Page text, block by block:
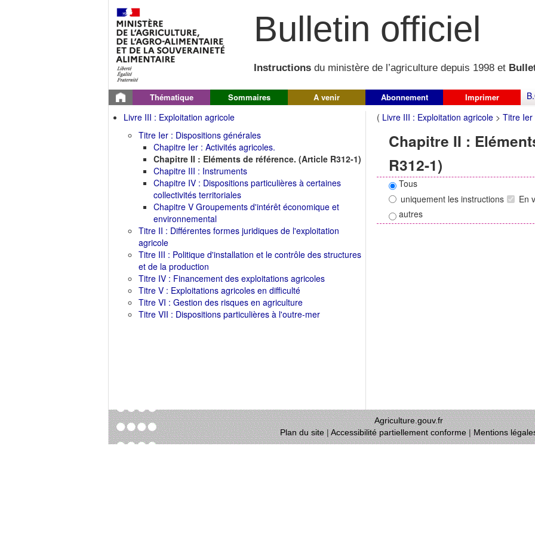
Bulletin officiel
Instructions du ministère de l’agriculture depuis 1998 et
Thématique Sommaires A venir Abonnement Imprimer
Livre III : Exploitation agricole
Titre Ier : Dispositions générales
Chapitre Ier : Activités agricoles.
Chapitre II : Eléments de référence. (Article R312-1)
Chapitre III : Instruments
Chapitre IV : Dispositions particulières à certaines
collectivités territoriales
Chapitre V Groupements d'intérêt économique et
environnemental
Titre II : Différentes formes juridiques de l'exploitation
agricole
Titre III : Politique d'installation et le contrôle des structures
et de la production
Titre IV : Financement des exploitations agricoles
Titre V : Exploitations agricoles en difficulté
Titre VI : Gestion des risques en agriculture
Titre VII : Dispositions particulières à l'outre-mer
( Livre III : Exploitation agricole > Titre Ier
Chapitre II :
R312-1)
Tous
uniquement les instructions
En
autres
Agriculture.gouv.fr
Plan du site|Accessibilité partiellement conforme|Mentions